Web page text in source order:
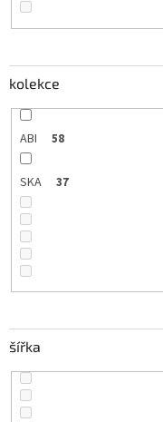
kolekce
ABI 58
SKA 37
šířka